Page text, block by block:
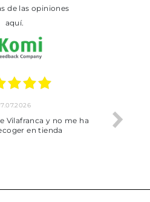
aquí.
Vilafranca y no me ha
en tienda